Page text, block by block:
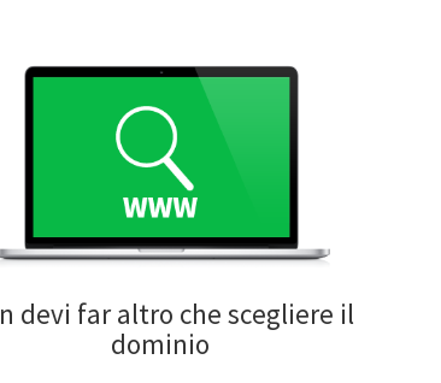
devi far altro che scegliere il
dominio